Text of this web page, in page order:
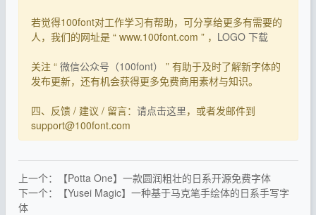
若觉得100font对工作学习有帮助，可分享给更多有需要的
人，我们的网址是 “ www.100font.com ” ， LOGO 下载
关注 “ 微信公众号（100font）
” 有助于及时了解新字体的
发布更新，还有机会获得更多免费商用素材与知识。
四、反馈 / 建议 / 留言： 请点击这里，或者发邮件到
support@100font.com
上一个：【Potta One】一款圆润粗壮的日系开源免费字体
下一个：【Yusei Magic】一种基于马克笔手绘体的日系手写字
体